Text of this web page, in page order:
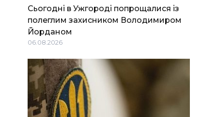
Сьогодні в Ужгороді попрощалися із
полеглим захисником Володимиром
Йорданом
06.08.2026